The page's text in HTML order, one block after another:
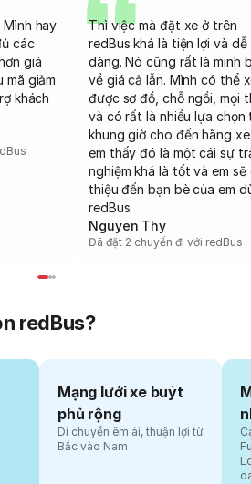
hay
các
giá
mã giảm
khách
Thì việc mà đặt xe ở trên
redBus khá là tiện lợi và dễ
dàng. Nó cũng rất là minh
về giá cả lẫn. Mình có thể
được sơ đồ, chỗ ngồi, mọi
và có rất là nhiều lựa chọn
khung giờ cho đến hãng
em thấy đó là một cái sự
nghiệm khá là tốt và em sẽ
thiệu đến bạn bè của em
redBus.
Nguyen Thy
Đã đặt 2 chuyến đi với redBus
redBus?
Mạng lưới xe buýt
phủ rộng
Di chuyển êm ái, thuận lợi từ
Bắc vào Nam